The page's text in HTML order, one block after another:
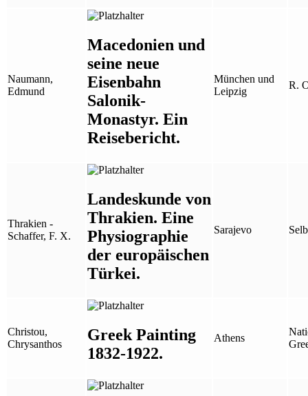
Naumann,
Edmund
Macedonien und
seine neue
Eisenbahn
Salonik-
Monastyr. Ein
Reisebericht.
München und
Leipzig
R.
Thrakien -
Schaffer, F. X.
Landeskunde von
Thrakien. Eine
Physiographie
der europäischen
Türkei.
Sarajevo
Christou,
Chrysanthos
Greek Painting
1832-1922.
Athens